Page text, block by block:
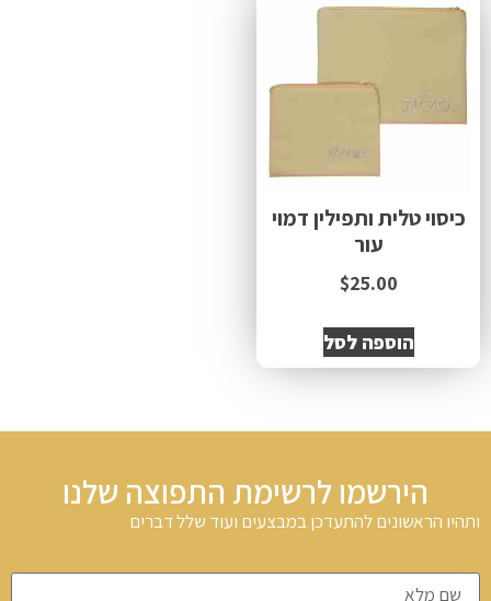
כיסוי טלית ותפילין דמוי
עור
$25.00
הוספה לסל
הירשמו לרשימת התפוצה שלנו
ותהיו הראשונים להתעדכן במבצעים ועוד שלל דברים